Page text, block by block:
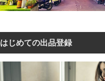
はじめての出品登録